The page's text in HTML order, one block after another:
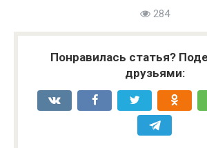
284
Понравилась статья?
друзьями: